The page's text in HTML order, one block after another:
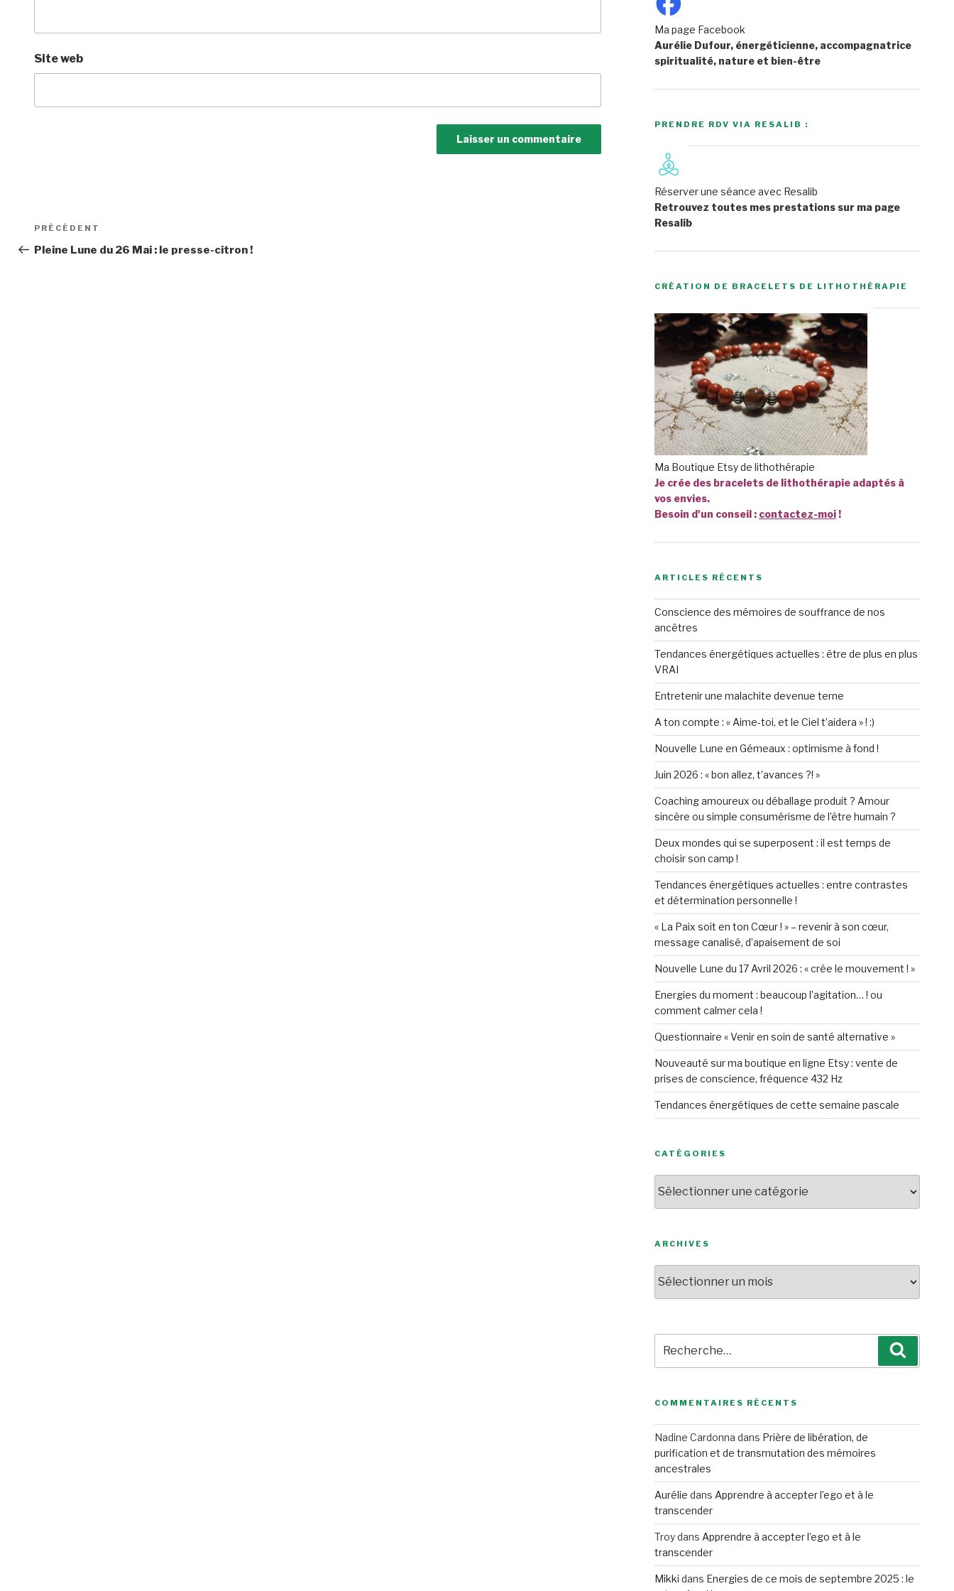
Site web
Navigation
de
Article
précédent
PRÉCÉDENT
Pleine Lune du 26 Mai : le presse-citron !
Ma page Facebook
Aurélie Dufour, énergéticienne, accompagnatrice
spiritualité, nature et bien-être
PRENDRE RDV VIA RESALIB :
Réserver une séance avec Resalib
Retrouvez toutes mes prestations sur ma page
Resalib
CRÉATION DE BRACELETS DE LITHOTHÉRAPIE
Ma Boutique Etsy de lithothérapie
Je crée des bracelets de lithothérapie adaptés à
vos envies.
Besoin d'un conseil : contactez-moi!
ARTICLES RÉCENTS
Conscience des mémoires de souffrance de nos
ancêtres
Tendances énergétiques actuelles : être de plus en plus
VRAI
Entretenir une malachite devenue terne
A ton compte : « Aime-toi, et le Ciel t’aidera » ! :)
Nouvelle Lune en Gémeaux : optimisme à fond !
Juin 2026 : « bon allez, t’avances ?! »
Coaching amoureux ou déballage produit ? Amour
sincère ou simple consumérisme de l’être humain ?
Deux mondes qui se superposent : il est temps de
choisir son camp !
Tendances énergétiques actuelles : entre contrastes
et détermination personnelle !
« La Paix soit en ton Cœur ! » – revenir à son cœur,
message canalisé, d’apaisement de soi
Nouvelle Lune du 17 Avril 2026 : « crée le mouvement ! »
Energies du moment : beaucoup l’agitation… ! ou
comment calmer cela !
Questionnaire « Venir en soin de santé alternative »
Nouveauté sur ma boutique en ligne Etsy : vente de
prises de conscience, fréquence 432 Hz
Tendances énergétiques de cette semaine pascale
CATÉGORIES
ARCHIVES
pour
:
COMMENTAIRES RÉCENTS
Nadine Cardonna dans Prière de libération, de
purification et de transmutation des mémoires
ancestrales
Aurélie dans Apprendre à accepter l’ego et à le
transcender
Troydans Apprendre à accepter l’ego et à le
transcender
Mikki dans Energies de ce mois de septembre 2025 : le